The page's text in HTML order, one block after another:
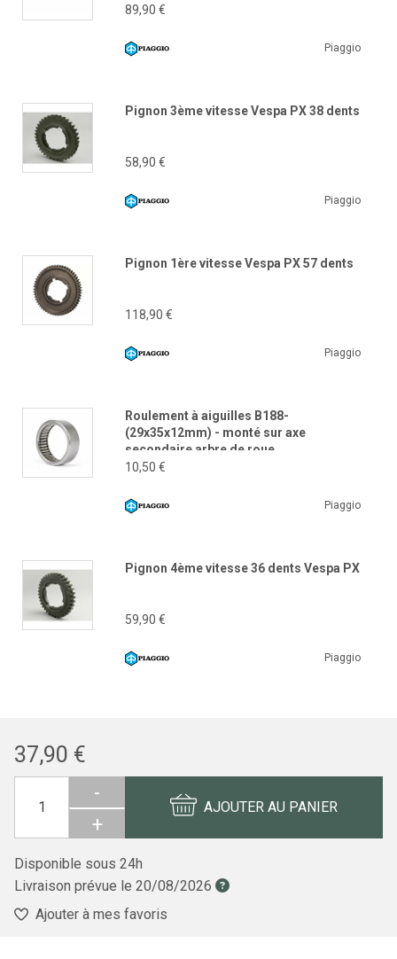
89,90 €
Piaggio
Pignon 3ème vitesse Vespa PX 38 dents
58,90 €
Piaggio
Pignon 1ère vitesse Vespa PX 57 dents
118,90 €
Piaggio
Roulement à aiguilles B188-
(29x35x12mm) - monté sur axe
secondaire arbre de roue
10,50 €
Piaggio
Pignon 4ème vitesse 36 dents Vespa PX
59,90 €
Piaggio
37,90 €
-
+
AJOUTER AU PANIER
Disponible sous 24h
Livraison prévue le 20/08/2026
Ajouter à mes favoris